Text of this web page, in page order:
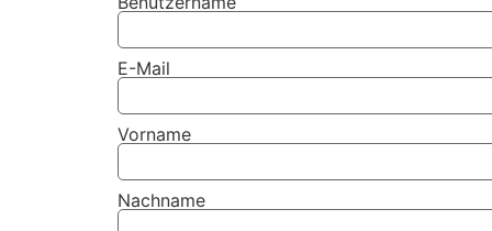
E-Mail
Vorname
Nachname